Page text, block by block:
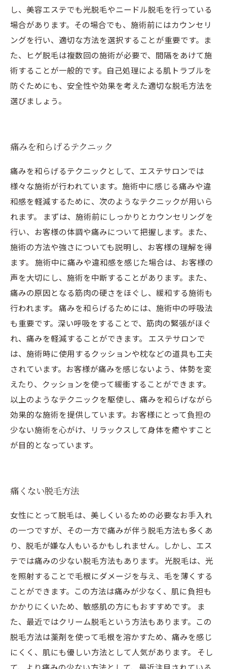
し、美容エステでも光脱毛やニードル脱毛を行っている
場合があります。その場合でも、施術前にはカウンセリ
ングを行い、適切な方法を選択することが重要です。ま
た、ヒゲ脱毛は複数回の施術が必要で、間隔をあけて施
術することが一般的です。自己処理による肌トラブルを
防ぐためにも、安全性や効果を考えた適切な脱毛方法を
選びましょう。
痛みを和らげるテクニック
痛みを和らげるテクニックとして、エステサロンでは
様々な施術が行われています。施術中に感じる痛みや違
和感を軽減するために、次のようなテクニックが用いら
れます。 まずは、施術前にしっかりとカウンセリングを
行い、お客様の体調や痛みについて把握します。また、
施術の方法や強さについても説明し、お客様の理解を得
ます。 施術中に痛みや違和感を感じた場合は、お客様の
声を大切にし、施術を中断することがあります。また、
痛みの原因となる筋肉の硬さをほぐし、緩和する施術も
行われます。 痛みを和らげるためには、施術中の呼吸法
も重要です。深い呼吸をすることで、筋肉の緊張がほぐ
れ、痛みを軽減することができます。 エステサロンで
は、施術時に使用するクッションや枕などの道具も工夫
されています。お客様が痛みを感じないよう、体勢を変
えたり、クッションを使って緩衝することができます。
以上のようなテクニックを駆使し、痛みを和らげながら
効果的な施術を提供しています。お客様にとって負担の
少ない施術を心がけ、リラックスして身体を癒やすこと
が目的となっています。
痛くない脱毛方法
女性にとって脱毛は、美しくいるための必要なお手入れ
の一つですが、その一方で痛みが伴う脱毛方法も多くあ
り、脱毛が嫌な人もいるかもしれません。しかし、エス
テでは痛みの少ない脱毛方法もあります。 光脱毛は、光
を照射することで毛根にダメージを与え、毛を薄くする
ことができます。この方法は痛みが少なく、肌に負担も
かかりにくいため、敏感肌の方にもおすすめです。 ま
た、最近ではクリーム脱毛という方法もあります。この
脱毛方法は薬剤を使って毛根を溶かすため、痛みを感じ
にくく、肌にも優しい方法として人気があります。 そし